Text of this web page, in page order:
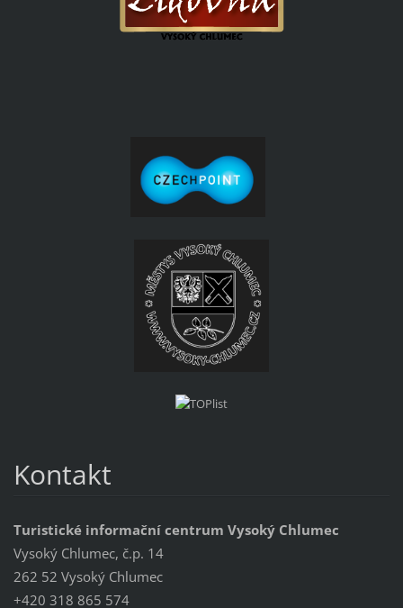
Kontakt
Turistické informační centrum Vysoký Chlumec
Vysoký Chlumec, č.p. 14
262 52 Vysoký Chlumec
+420 318 865 574